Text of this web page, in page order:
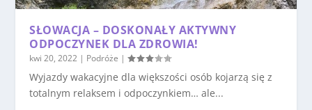
SŁOWACJA – DOSKONAŁY AKTYWNY
ODPOCZYNEK DLA ZDROWIA!
kwi 20, 2022 | Podróże |
Wyjazdy wakacyjne dla większości osób kojarzą się z
totalnym relaksem i odpoczynkiem… ale...